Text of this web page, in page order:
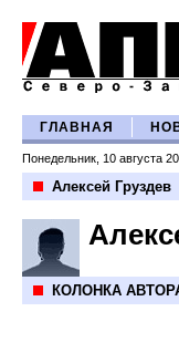
ГЛАВНАЯ
Понедельник, 10 августа
Алексей Груздев
КОЛОНКА